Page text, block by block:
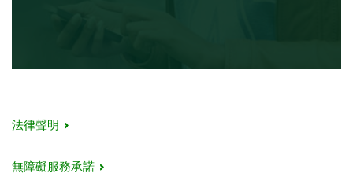
法律聲明
無障礙服務承諾